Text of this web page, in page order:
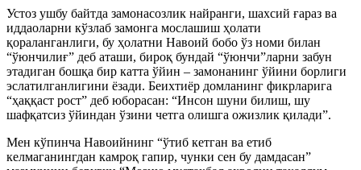
Устоз ушбу байтда замонасозлик найранги, шахсий ғараз ва
иддаоларни кўзлаб замонга мослашиш ҳолати
қораланганлиги, бу ҳолатни Навоий бобо ўз номи билан
“ўюнчилиғ” деб аташи, бироқ бундай “ўюнчи”ларни забун
этадиган бошқа бир катта ўйин – замонанинг ўйини борлиги
эслатилганлигини ёзади. Беихтиёр домланинг фикрларига
“ҳаққаст рост” деб юборасан: “Инсон шуни билиш, шу
шафқатсиз ўйиндан ўзини четга олишга ожизлик қилади”.
Мен кўпинча Навоийнинг “ўтиб кетган ва етиб
келмаганингдан камроқ гапир, чунки сен бу дамдасан”